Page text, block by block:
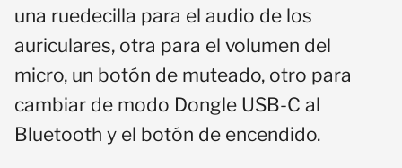
una ruedecilla para el audio de los
auriculares, otra para el volumen del
micro, un botón de muteado, otro para
cambiar de modo Dongle USB-C al
Bluetooth y el botón de encendido.